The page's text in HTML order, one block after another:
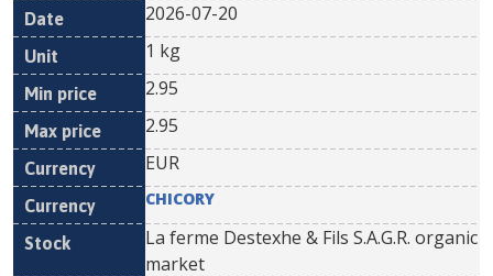
2026-07-20
1 kg
2.95
2.95
EUR
CHICORY
La ferme Destexhe & Fils S.A.G.R. organic
market